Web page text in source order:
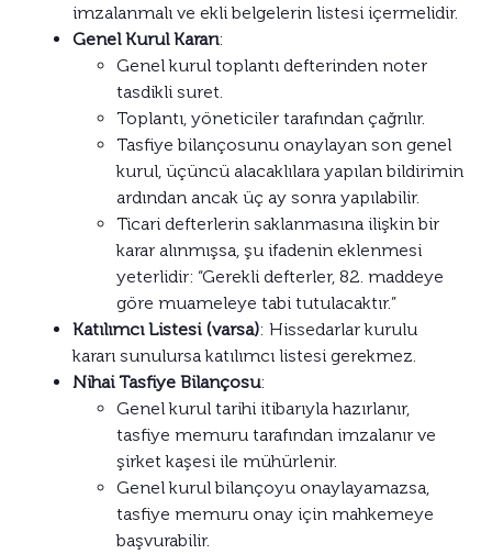
imzalanmalı ve ekli belgelerin listesi içermelidir.
Genel Kurul Kararı:
Genel kurul toplantı defterinden noter
tasdikli suret.
Toplantı, yöneticiler tarafından çağrılır.
Tasfiye bilançosunu onaylayan son genel
kurul, üçüncü alacaklılara yapılan bildirimin
ardından ancak üç ay sonra yapılabilir.
Ticari defterlerin saklanmasına ilişkin bir
karar alınmışsa, şu ifadenin eklenmesi
yeterlidir: “Gerekli defterler, 82. maddeye
göre muameleye tabi tutulacaktır.”
Katılımcı Listesi (varsa): Hissedarlar kurulu
kararı sunulursa katılımcı listesi gerekmez.
Nihai Tasfiye Bilançosu:
Genel kurul tarihi itibarıyla hazırlanır,
tasfiye memuru tarafından imzalanır ve
şirket kaşesi ile mühürlenir.
Genel kurul bilançoyu onaylayamazsa,
tasfiye memuru onay için mahkemeye
başvurabilir.